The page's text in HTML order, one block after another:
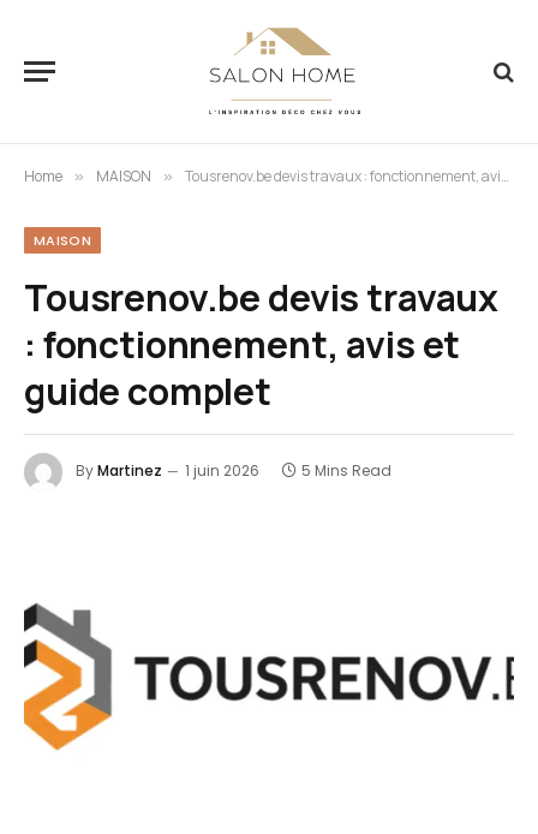
Home » MAISON » Tousrenov.be devis travaux : fonctionnement, avis et guide complet
MAISON
Tousrenov.be devis travaux
: fonctionnement, avis et
guide complet
ByMartinez 1 juin 2026 5 Mins Read